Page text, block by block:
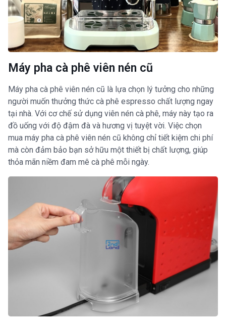
Máy pha cà phê viên nén cũ
Máy pha cà phê viên nén cũ là lựa chọn lý tưởng cho những
người muốn thưởng thức cà phê espresso chất lượng ngay
tại nhà. Với cơ chế sử dụng viên nén cà phê, máy này tạo ra
đồ uống với độ đậm đà và hương vị tuyệt vời. Việc chọn
mua máy pha cà phê viên nén cũ không chỉ tiết kiệm chi phí
mà còn đảm bảo bạn sở hữu một thiết bị chất lượng, giúp
thỏa mãn niềm đam mê cà phê mỗi ngày.